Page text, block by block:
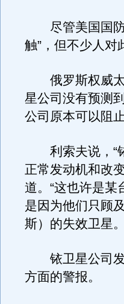
尽管美国国防
触”，但不少人对
俄罗斯权威太
星公司没有预测
公司原本可以阻
利索夫说，“铱
正常发动机和改
道。“这也许是
是因为他们只顾
斯）的失效卫星
铱卫星公司发
方面的警报。